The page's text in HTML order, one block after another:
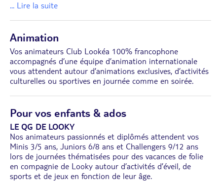
... Lire la suite
Animation
Vos animateurs Club Lookéa 100% francophone
accompagnés d’une équipe d’animation internationale
vous attendent autour d’animations exclusives, d’activités
culturelles ou sportives en journée comme en soirée.
Pour vos enfants & ados
LE QG DE LOOKY
Nos animateurs passionnés et diplômés attendent vos
Minis 3/5 ans, Juniors 6/8 ans et Challengers 9/12 ans
lors de journées thématisées pour des vacances de folie
en compagnie de Looky autour d’activités d’éveil, de
sports et de jeux en fonction de leur âge.